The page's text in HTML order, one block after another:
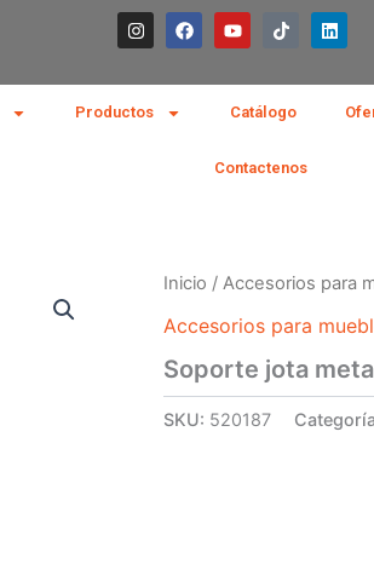
I
n
s
a
g
F
a
c
b
Y
o
u
u
b
T
i
o
k
L
i
n
e
Productos Catálogo
Contactenos
Inicio / Accesorios para
Accesorios para
Soporte jota
SKU: 520187